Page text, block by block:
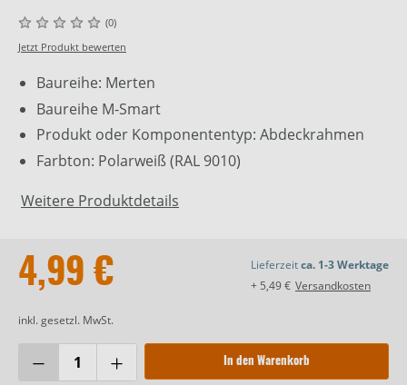
(0)
Jetzt Produkt bewerten
Baureihe: Merten
Baureihe M-Smart
Produkt oder Komponententyp: Abdeckrahmen
Farbton: Polarweiß (RAL 9010)
Weitere Produktdetails
4,99 €
inkl. gesetzl. MwSt.
Lieferzeitca. 1-3 Werktage
+ 5,49 € Versandkosten
In den Warenkorb